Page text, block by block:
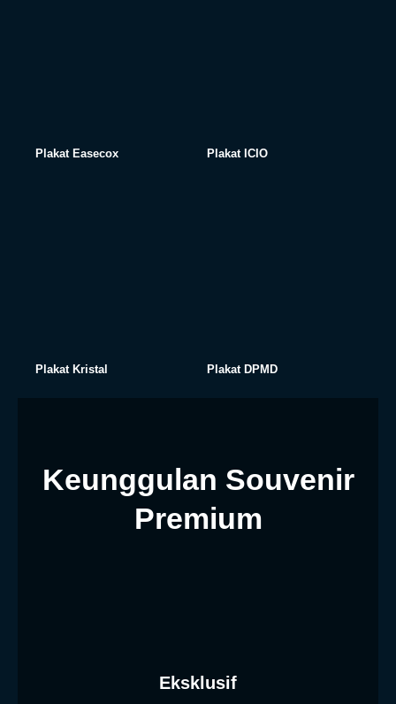
Plakat Easecox Plakat ICIO
Plakat Kristal Plakat DPMD
Keunggulan Souvenir
Premium
Eksklusif